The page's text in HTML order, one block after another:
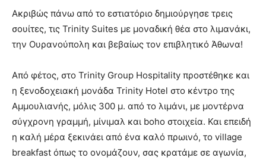
Ακριβώς πάνω από το εστιατόριο δημιούργησε τρεις
σουίτες, τις Trinity Suites με μοναδική θέα στο λιμανάκι,
την Ουρανούπολη και βεβαίως τον επιβλητικό Άθωνα!
Από φέτος, στο Trinity Group Hospitality προστέθηκε και
η ξενοδοχειακή μονάδα Trinity Hotel στο κέντρο της
Αμμουλιανής, μόλις 300 μ. από το λιμάνι, με μοντέρνα
σύγχρονη γραμμή, μίνιμαλ και boho στοιχεία. Και επειδή
η καλή μέρα ξεκινάει από ένα καλό πρωινό, το village
breakfast όπως το ονομάζουν, σας κρατάμε σε αγωνία,